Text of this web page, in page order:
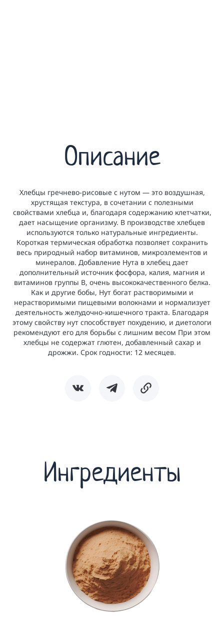
Описание
Хлебцы гречнево-рисовые с нутом — это воздушная,
хрустящая текстура, в сочетании с полезными
свойствами хлебца и, благодаря содержанию клетчатки,
дает насыщение организму. В производстве хлебцев
используются только натуральные ингредиенты.
Короткая термическая обработка позволяет сохранить
весь природный набор витаминов, микроэлементов и
минералов. Добавление Нута в хлебец дает
дополнительный источник фосфора, калия, магния и
витаминов группы В, очень высококачественного белка.
Как и другие бобы, Нут богат растворимыми и
нерастворимыми пищевыми волокнами и нормализует
деятельность желудочно-кишечного тракта. Благодаря
этому свойству нут способствует по­худению, и диетологи
рекомендуют его для борьбы с лишним весом При этом
хлебцы не содержат глютен, добавленный сахар и
дрожжи. Срок годности: 12 месяцев.
Ингредиенты